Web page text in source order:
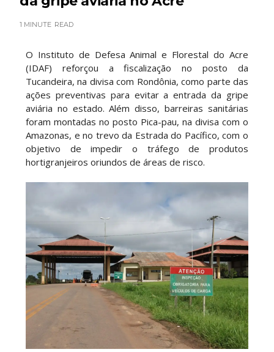
1 MINUTE READ
O Instituto de Defesa Animal e Florestal do Acre
(IDAF) reforçou a fiscalização no posto da
Tucandeira, na divisa com Rondônia, como parte das
ações preventivas para evitar a entrada da gripe
aviária no estado. Além disso, barreiras sanitárias
foram montadas no posto Pica-pau, na divisa com o
Amazonas, e no trevo da Estrada do Pacífico, com o
objetivo de impedir o tráfego de produtos
hortigranjeiros oriundos de áreas de risco.